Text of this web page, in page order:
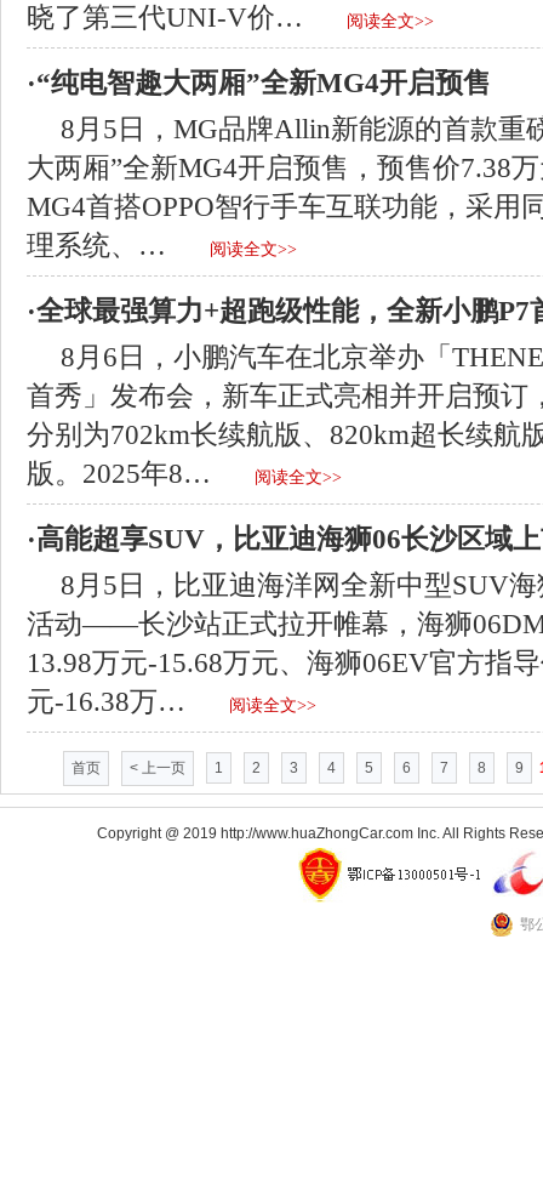
晓了第三代UNI-V价…
阅读全文>>
·“纯电智趣大两厢”全新MG4开启预售
8月5日，MG品牌Allin新能源的首款
大两厢”全新MG4开启预售，预售价7.38
MG4首搭OPPO智行手车互联功能，采用
理系统、…
阅读全文>>
·全球最强算力+超跑级性能，全新小鹏P7
8月6日，小鹏汽车在北京举办「
首秀」发布会，新车正式亮相并开启预订
分别为702km长续航版、820km超长续航
版。2025年8…
阅读全文>>
·高能超享SUV，比亚迪海狮06长沙区域
8月5日，比亚迪海洋网全新中型SUV
活动——长沙站正式拉开帷幕，海狮
13.98万元-15.68万元、海狮06EV官方指
元-16.38万…
阅读全文>>
首页 < 上一页 1 2 3 4 5 6 7 8 9
Copyright @ 2019 http://www.huaZhongCar.com Inc. All Rights
鄂